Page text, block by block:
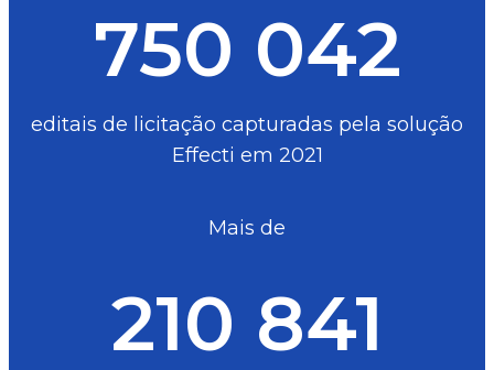
750 042
editais de licitação capturadas pela solução
Effecti em 2021
Mais de
210 841